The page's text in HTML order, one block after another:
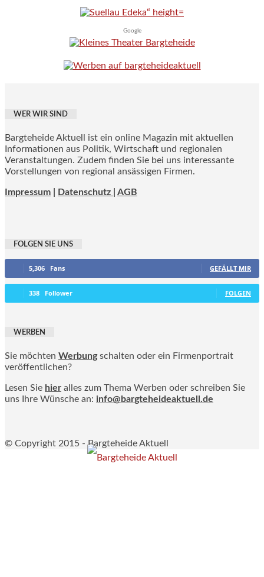
Google
WER WIR SIND
Bargteheide Aktuell ist ein online Magazin mit aktuellen
Informationen aus Politik, Wirtschaft und regionalen
Veranstaltungen. Zudem finden Sie bei uns interessante
Vorstellungen von regional ansässigen Firmen.
Impressum Datenschutz | AGB
FOLGEN SIE UNS
5,306 Fans GEFÄLLT MIR
338 Follower FOLGEN
WERBEN
Sie möchten Werbung schalten oder ein Firmenportrait
veröffentlichen?
Lesen Sie hier alles zum Thema Werben oder schreiben Sie
uns Ihre Wünsche an: info@bargteheideaktuell.de
© Copyright 2015 - Bargteheide Aktuell